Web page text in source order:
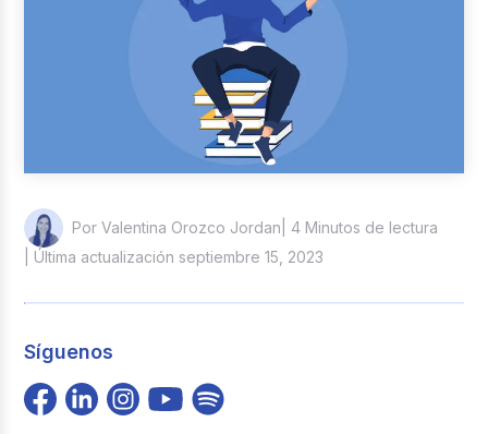
Por Valentina Orozco Jordan | 4 Minutos de lectura
| Última actualización septiembre 15, 2023
Síguenos